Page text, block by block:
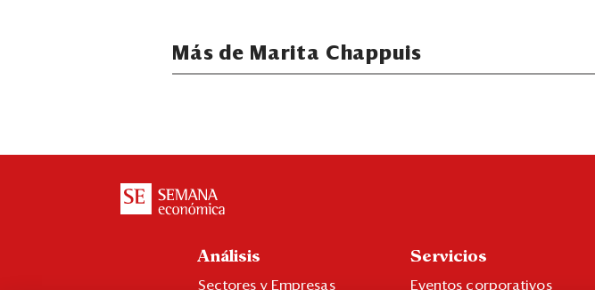
Más de Marita Chappuis
Análisis
Sectores y Empresas
Servicios
Eventos corporativos